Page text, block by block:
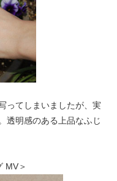
ってしまいましたが、実
透明感のある上品なふじ
MV＞